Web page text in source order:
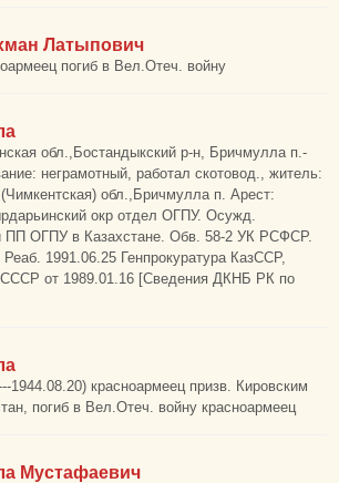
Латыпович
погиб в Вел.Отеч. войну
обл.,Бостандыкский р-н, Бричмулла п.-
неграмотный, работал скотовод., житель:
обл.,Бричмулла п. Арест:
окр отдел ОГПУ. Осужд.
ПП ОГПУ в Казахстане. Обв. 58-2 УК РСФСР.
1991.06.25 Генпрокуратура КазССР,
от 1989.01.16 [Сведения ДКНБ РК по
1944.08.20) красноармеец призв. Кировским
погиб в Вел.Отеч. войну красноармеец
Мустафаевич